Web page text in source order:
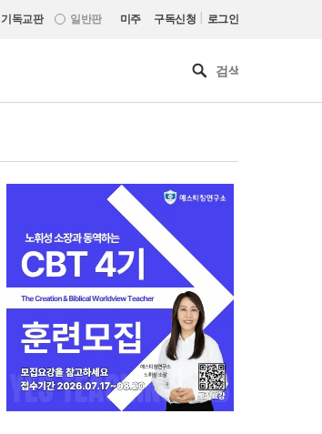
기독교판 일반판 미주 구독신청 | 로그인
[최원호 목사의 영혼의 양식 63]